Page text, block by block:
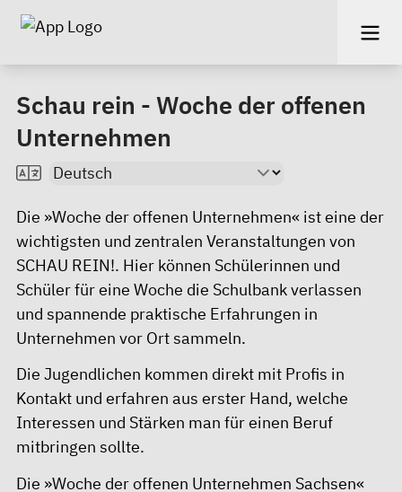
Schau rein - Woche der offenen
Unternehmen
Die »Woche der offenen Unternehmen« ist eine der
wichtigsten und zentralen Veranstaltungen von
SCHAU REIN!. Hier können Schülerinnen und
Schüler für eine Woche die Schulbank verlassen
und spannende praktische Erfahrungen in
Unternehmen vor Ort sammeln.
Die Jugendlichen kommen direkt mit Profis in
Kontakt und erfahren aus erster Hand, welche
Interessen und Stärken man für einen Beruf
mitbringen sollte.
Die »Woche der offenen Unternehmen Sachsen«